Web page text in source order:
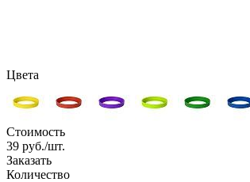
Цвета
Стоимость
39 руб./шт.
Заказать
Количество